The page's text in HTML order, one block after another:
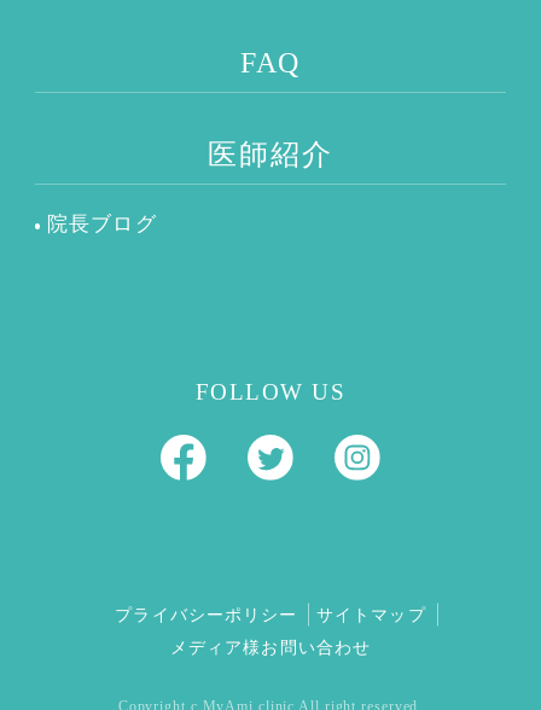
FAQ
医師紹介
院長ブログ
FOLLOW US
プライバシーポリシー
サイトマップ
メディア様お問い合わせ
Copyright c MyAmi clinic All right reserved.